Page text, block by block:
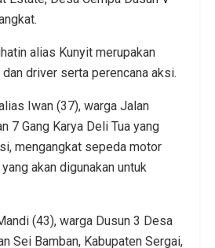
alias Kunyit merupakan
driver serta perencana aksi.
Iwan (37), warga Jalan
7 Gang Karya Deli Tua yang
mengangkat sepeda motor
akan digunakan untuk
(43), warga Dusun 3 Desa
Sei Bamban, Kabupaten Sergai,